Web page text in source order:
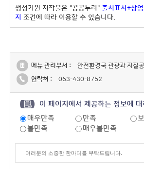
생성기원 저작물은 "공공누리" 출처표시+상
지 조건에 따라 이용할 수 있습니다.
메뉴 관리부서 :
안전환경국 관광과 지질
연락처 :
063-430-8752
이 페이지에서 제공하는 정보에
매우만족
만족
불만족
매우불만족